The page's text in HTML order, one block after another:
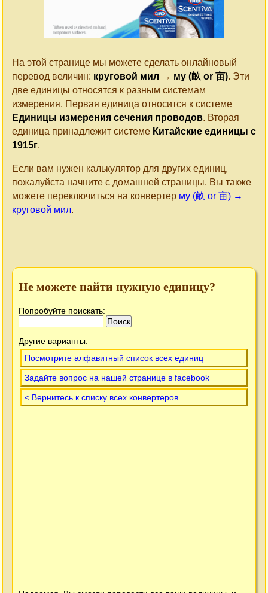
На этой странице мы можете сделать онлайновый
перевод величин: круговой мил → му (畝 or 亩). Эти
две единицы относятся к разным системам
измерения. Первая единица относится к системе
Единицы измерения сечения проводов. Вторая
единица принадлежит системе Китайские единицы с
1915г.
Если вам нужен калькулятор для других единиц,
пожалуйста начните с домашней страницы. Вы также
можете переключиться на конвертер му (畝 or 亩) →
круговой мил.
Не можете найти нужную единицу?
Попробуйте поискать:
Другие варианты:
Посмотрите алфавитный список всех единиц
Задайте вопрос на нашей странице в facebook
< Вернитесь к списку всех конвертеров